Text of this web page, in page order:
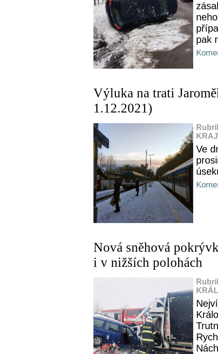
pak
Výluka na trati
1.12.2021)
Ve
Nová sněhová
i v nižších polohách